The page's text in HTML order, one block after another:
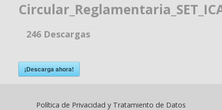
246Descargas
¡Descarga ahora!
Política de Privacidad y Tratamiento de Datos